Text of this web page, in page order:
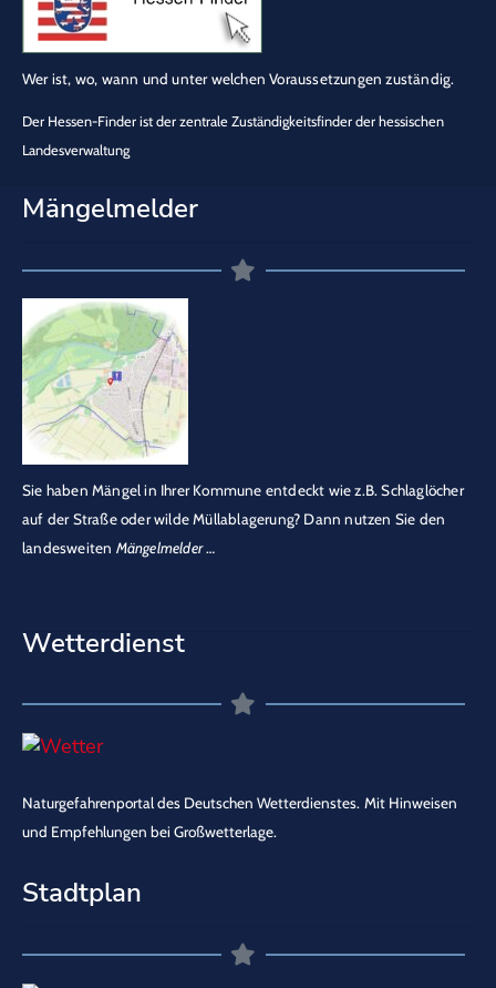
Wer ist, wo, wann und unter welchen Voraussetzungen zuständig.
Der Hessen-Finder ist der zentrale Zuständigkeitsfinder der hessischen
Landesverwaltung
Mängelmelder
Sie haben Mängel in Ihrer Kommune entdeckt wie z.B. Schlaglöcher
auf der Straße oder wilde Müllablagerung? Dann nutzen Sie den
landesweiten Mängelmelder…
Wetterdienst
Naturgefahrenportal des Deutschen Wetterdienstes. Mit Hinweisen
und Empfehlungen bei Großwetterlage.
Stadtplan